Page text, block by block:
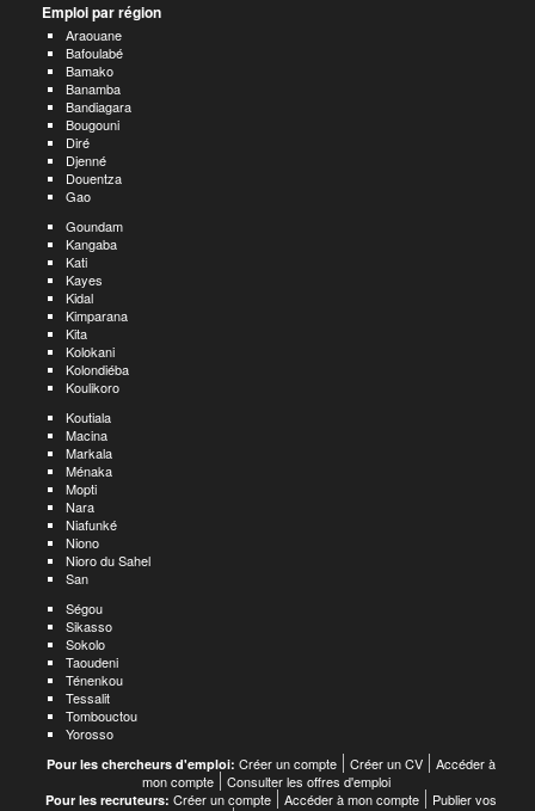
Emploi par région
Araouane
Bafoulabé
Bamako
Banamba
Bandiagara
Bougouni
Diré
Djenné
Douentza
Gao
Goundam
Kangaba
Kati
Kayes
Kidal
Kimparana
Kita
Kolokani
Kolondiéba
Koulikoro
Koutiala
Macina
Markala
Ménaka
Mopti
Nara
Niafunké
Niono
Nioro du Sahel
San
Ségou
Sikasso
Sokolo
Taoudeni
Ténenkou
Tessalit
Tombouctou
Yorosso
Pour les chercheurs d'emploi: Créer un compte Créer un CV
Accéder à
mon compte
Consulter les offres d'emploi
Pour les recruteurs: Créer un compte Accéder à mon compte
Publier vos